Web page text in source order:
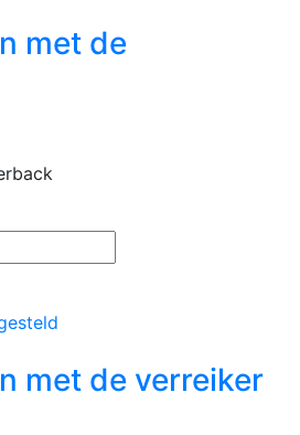
met de
met de verreiker